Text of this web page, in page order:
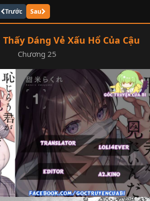
Trước Sau
Dáng Vẻ Xấu Hổ Của Cậu
Chương 25